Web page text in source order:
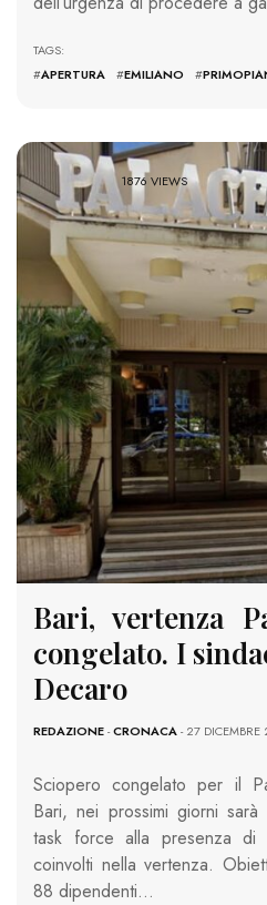
TAGS:
#APERTURA #EMILIANO #
1876 VIEWS
Bari, vertenza
congelato. I
Decaro
REDAZIONE-CRONACA- 27 DICEMBRE
Sciopero congelato per il
Bari, nei prossimi giorni sarà
task force alla presenza di
coinvolti nella vertenza.
88 dipendenti…